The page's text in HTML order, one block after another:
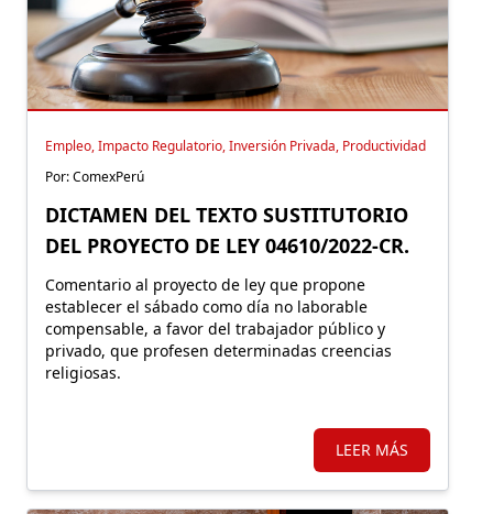
Empleo, Impacto Regulatorio, Inversión Privada, Productividad
Por: ComexPerú
DICTAMEN DEL TEXTO SUSTITUTORIO
DEL PROYECTO DE LEY 04610/2022-CR.
Comentario al proyecto de ley que propone
establecer el sábado como día no laborable
compensable, a favor del trabajador público y
privado, que profesen determinadas creencias
religiosas.
LEER MÁS